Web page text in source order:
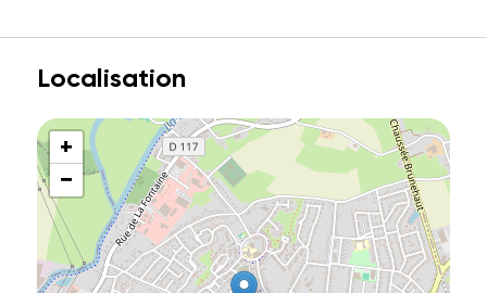
Localisation
+
−